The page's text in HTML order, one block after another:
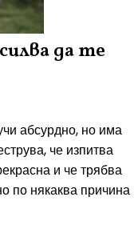
да те
абсурдно, но има
че изпитва
и че трябва
по някаква причина